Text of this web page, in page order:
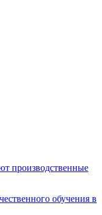
производственные
обучения в